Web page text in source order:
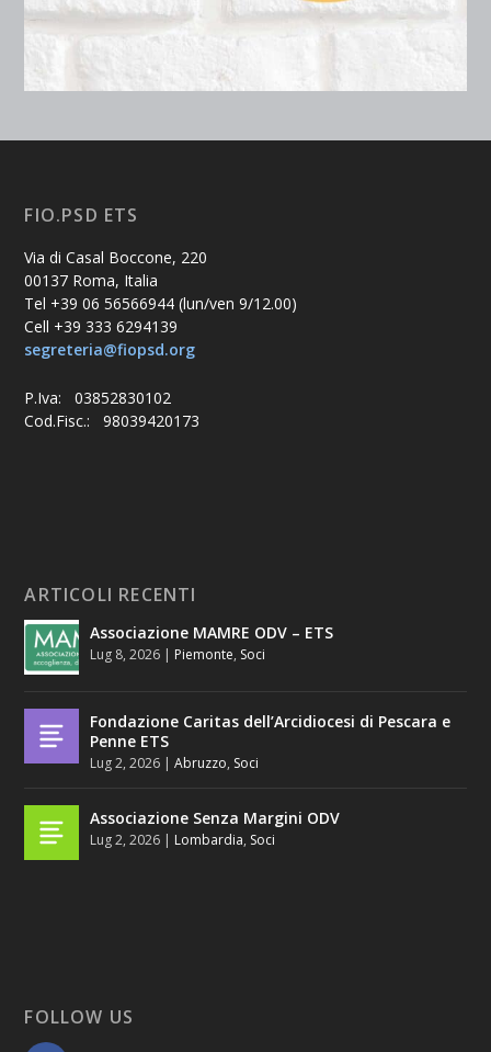
FIO.PSD ETS
Via di Casal Boccone, 220
00137 Roma, Italia
Tel +39 06 56566944 (lun/ven 9/12.00)
Cell +39 333 6294139
segreteria@fiopsd.org
P.Iva: 03852830102
Cod.Fisc.: 98039420173
ARTICOLI RECENTI
Associazione MAMRE ODV – ETS
Lug 8, 2026 | Piemonte, Soci
Fondazione Caritas dell’Arcidiocesi di Pescara e
Penne ETS
Lug 2, 2026 |Abruzzo, Soci
Associazione Senza Margini ODV
Lug 2, 2026 | Lombardia, Soci
FOLLOW US